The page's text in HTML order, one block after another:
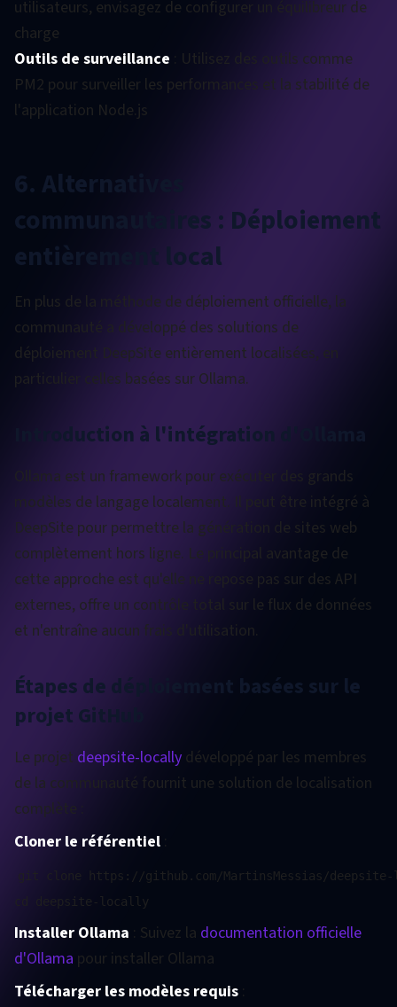
utilisateurs, envisagez de configurer un équilibreur de
charge
Outils de surveillance : Utilisez des outils comme
PM2 pour surveiller les performances et la stabilité de
l'application Node.js
6. Alternatives
communautaires : Déploiement
entièrement local
En plus de la méthode de déploiement officielle, la
communauté a développé des solutions de
déploiement DeepSite entièrement localisées, en
particulier celles basées sur Ollama.
Introduction à l'intégration d'Ollama
Ollama est un framework pour exécuter des grands
modèles de langage localement. Il peut être intégré à
DeepSite pour permettre la génération de sites web
complètement hors ligne. Le principal avantage de
cette approche est qu'elle ne repose pas sur des API
externes, offre un contrôle total sur le flux de données
et n'entraîne aucun frais d'utilisation.
Étapes de déploiement basées sur le
projet GitHub
Le projet deepsite-locally développé par les membres
de la communauté fournit une solution de localisation
complète :
Cloner le référentiel :
git clone https://github.com/MartinsMessias/
Installer Ollama : Suivez la documentation officielle
d'Ollama pour installer Ollama
Télécharger les modèles requis :